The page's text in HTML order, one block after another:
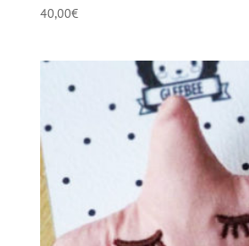
40,00€